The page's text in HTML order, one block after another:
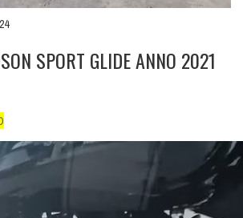
SPORT GLIDE ANNO 2021